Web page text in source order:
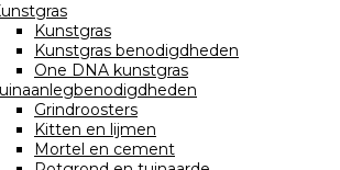
Kunstgras
Kunstgras benodigdheden
One DNA kunstgras
Grindroosters
Kitten en lijmen
Mortel en cement